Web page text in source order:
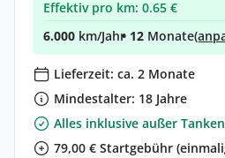
Effektiv pro km: 0.65 €
6.000 km/Jahr• 12 Monate
Lieferzeit: ca. 2 Monate
Mindestalter: 18 Jahre
Alles inklusive außer Tanken
79,00 € Startgebühr